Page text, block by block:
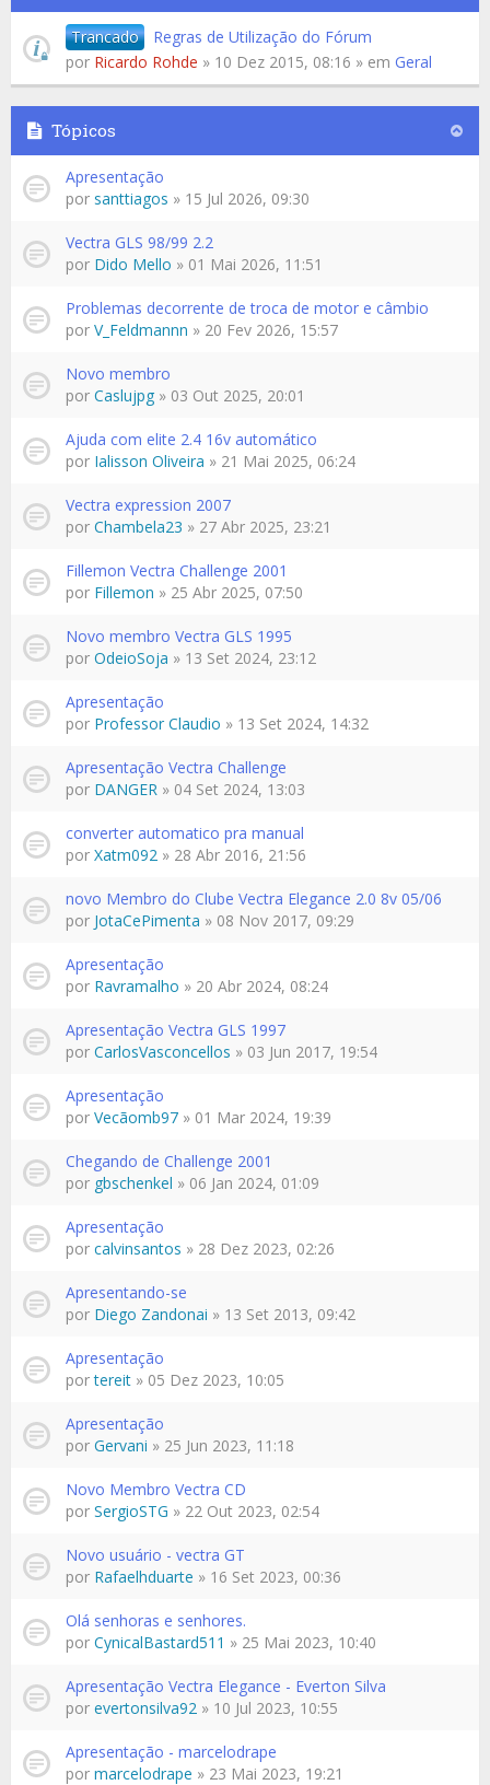
Trancado
Regras de Utilização do Fórum
por Ricardo Rohde » 10 Dez 2015, 08:16 » em Geral
Tópicos
Apresentação
por santtiagos » 15 Jul 2026, 09:30
Vectra GLS 98/99 2.2
por Dido Mello » 01 Mai 2026, 11:51
Problemas decorrente de troca de motor e câmbio
por V_Feldmannn » 20 Fev 2026, 15:57
Novo membro
por Caslujpg » 03 Out 2025, 20:01
Ajuda com elite 2.4 16v automático
por Ialisson Oliveira » 21 Mai 2025, 06:24
Vectra expression 2007
por Chambela23 » 27 Abr 2025, 23:21
Fillemon Vectra Challenge 2001
por Fillemon » 25 Abr 2025, 07:50
Novo membro Vectra GLS 1995
por OdeioSoja » 13 Set 2024, 23:12
Apresentação
por Professor Claudio » 13 Set 2024, 14:32
Apresentação Vectra Challenge
por DANGER » 04 Set 2024, 13:03
converter automatico pra manual
por Xatm092 » 28 Abr 2016, 21:56
novo Membro do Clube Vectra Elegance 2.0 8v 05/06
por JotaCePimenta » 08 Nov 2017, 09:29
Apresentação
por Ravramalho » 20 Abr 2024, 08:24
Apresentação Vectra GLS 1997
por CarlosVasconcellos » 03 Jun 2017, 19:54
Apresentação
por Vecãomb97 » 01 Mar 2024, 19:39
Chegando de Challenge 2001
por gbschenkel » 06 Jan 2024, 01:09
Apresentação
por calvinsantos » 28 Dez 2023, 02:26
Apresentando-se
por Diego Zandonai » 13 Set 2013, 09:42
Apresentação
portereit » 05 Dez 2023, 10:05
Apresentação
por Gervani » 25 Jun 2023, 11:18
Novo Membro Vectra CD
por SergioSTG » 22 Out 2023, 02:54
Novo usuário - vectra GT
por Rafaelhduarte » 16 Set 2023, 00:36
Olá senhoras e senhores.
por CynicalBastard511 » 25 Mai 2023, 10:40
Apresentação Vectra Elegance - Everton Silva
por evertonsilva92 » 10 Jul 2023, 10:55
Apresentação - marcelodrape
por marcelodrape » 23 Mai 2023, 19:21